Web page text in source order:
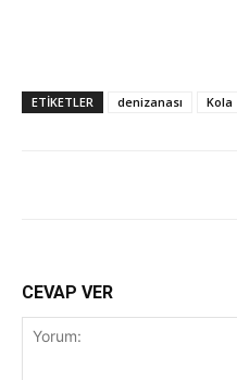
ETİKETLER denizanası Kola
CEVAP VER